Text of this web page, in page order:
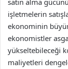
işletmelerin
ekonominin
ekonomistler
yükseltebileceği
maliyetleri